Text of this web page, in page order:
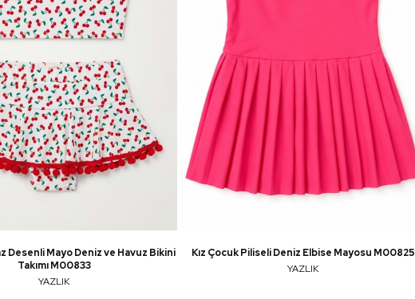
Desenli Mayo Deniz ve Havuz Bikini
Takımı M00833
YAZLIK
Kız Çocuk Piliseli Deniz Elbise Mayosu M00825
YAZLIK